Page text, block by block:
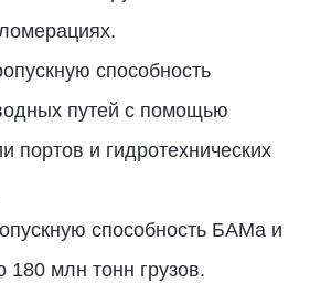
способность
путей с помощью
портов и гидротехнических
способность БАМа и
180 млн тонн грузов.